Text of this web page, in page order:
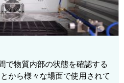
で物質内部の状態を確認する
から様々な場面で使用されて